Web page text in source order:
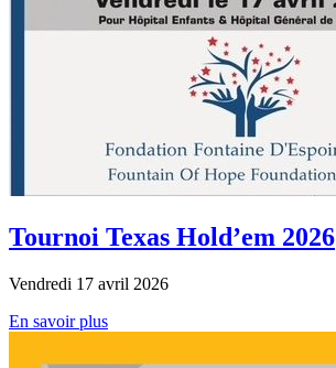
Tournoi Texas Hold’em 2026
Vendredi 17 avril 2026
En savoir plus